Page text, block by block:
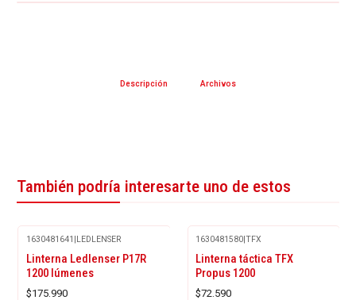
Descripción Archivos
También podría interesarte uno de estos
1630481641 |LEDLENSER
Linterna Ledlenser P17R
1200 lúmenes
$175.990
1630481580|TFX
Linterna táctica TFX
Propus 1200
$72.590